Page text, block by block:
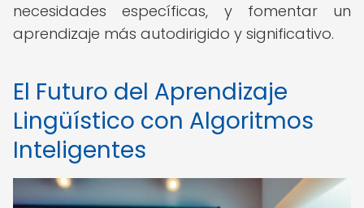
necesidades específicas, y fomentar un
aprendizaje más autodirigido y significativo.
El Futuro del Aprendizaje
Lingüístico con Algoritmos
Inteligentes